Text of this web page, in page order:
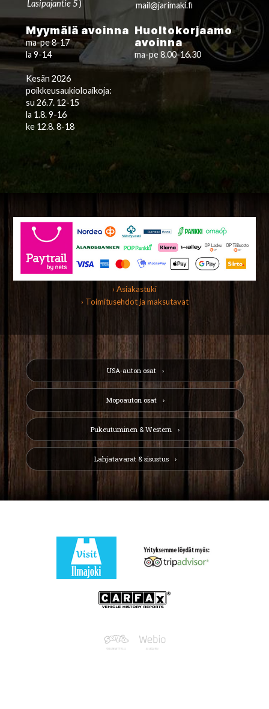
Lasipajantie 5) mail@jarimaki.fi
Myymälä avoinna
ma-pe 8-17
la 9-14
Kesän 2026
poikkeusaukioloaikoja:
su 26.7. 12-15
la 1.8. 9-16
ke 12.8. 8-18
Huoltokorjaamo
avoinna
ma-pe 8.00-16.30
› Asiakastuki
› Toimitusehdot ja maksutavat
USA-auton osat
Mopoauton osat
Pukeutuminen & Western
Lahjatavarat & sisustus